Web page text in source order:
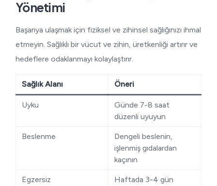
Yönetimi
Başarıya ulaşmak için fiziksel ve zihinsel sağlığınızı ihmal
etmeyin. Sağlıklı bir vücut ve zihin, üretkenliği artırır ve
hedeflere odaklanmayı kolaylaştırır.
Sağlık Alanı Öneri
Uyku
Günde 7-8 saat
düzenli uyuyun
Beslenme
Dengeli beslenin,
işlenmiş gıdalardan
kaçının
Egzersiz
Haftada 3-4 gün